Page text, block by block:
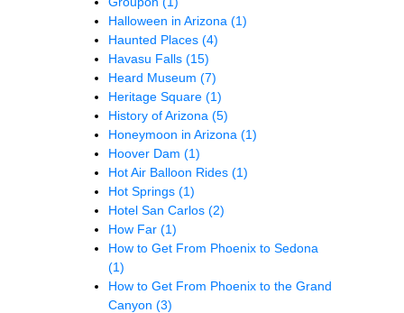
Halloween in Arizona (1)
Haunted Places (4)
Havasu Falls (15)
Heard Museum (7)
Heritage Square (1)
History of Arizona (5)
Honeymoon in Arizona (1)
Hoover Dam (1)
Hot Air Balloon Rides (1)
Hot Springs (1)
Hotel San Carlos (2)
How Far (1)
How to Get From Phoenix to Sedona
(1)
How to Get From Phoenix to the Grand
Canyon (3)